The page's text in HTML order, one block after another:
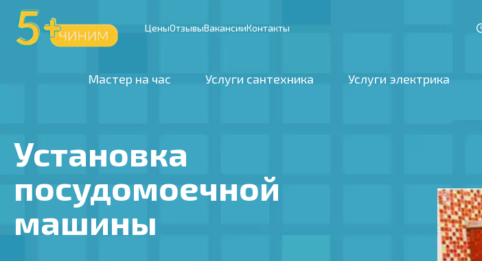
ЦеныОтзывыВакансииКонтакты
Мастер на час Услуги сантехника Услуги электрика
Установка
посудомоечной
машины